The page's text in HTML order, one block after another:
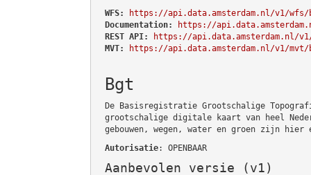
WFS:
https://api.data.amsterdam.nl/v1/wfs/
Documentation:
https://
REST API:
https://api.data.amsterdam.nl/v1/
MVT:
https://api.data.amsterdam.nl/v1/mvt/
Bgt
De Basisregistratie Grootschalige
grootschalige digitale kaart van heel
gebouwen, wegen, water en groen zijn hier
Autorisatie: OPENBAAR
Aanbevolen versie (v1)